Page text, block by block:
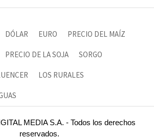
DÓLAR EURO PRECIO DEL MAÍZ
PRECIO DE LA SOJA SORGO
LOS RURALES
MEDIA S.A. - Todos los derechos
reservados.